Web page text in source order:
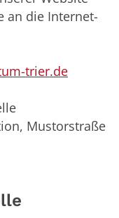
an die Internet-
trier.de
Mustorstraße